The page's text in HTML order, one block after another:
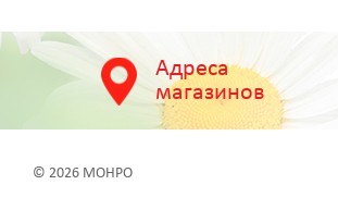
Адреса
магазинов
© 2026 МОНРО